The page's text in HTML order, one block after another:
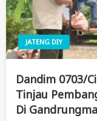
JATENG DIY
Dandim 0703/
Tinjau
Di